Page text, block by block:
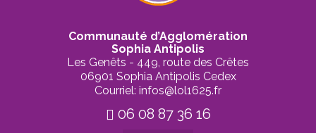
Communauté d’Agglomération
Sophia Antipolis
Les Genêts - 449, route des Crêtes
06901 Sophia Antipolis Cedex
Courriel: infos@lol1625.fr
06 08 87 36 16